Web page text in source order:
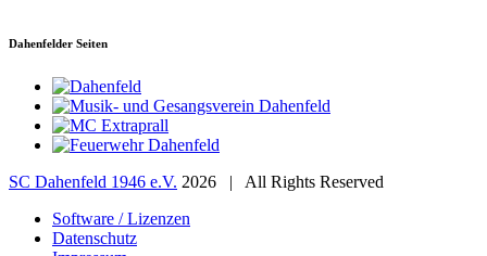
Dahenfelder Seiten
SC Dahenfeld 1946 e.V. 2026 | All Rights Reserved
Software / Lizenzen
Datenschutz